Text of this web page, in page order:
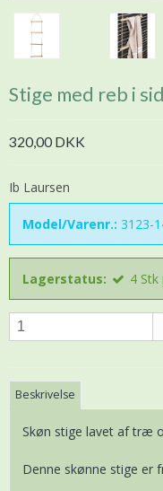
Stige med reb i
320,00 DKK
Ib Laursen
Model/Varenr.: 3123-
Lagerstatus: 4 Stk
Beskrivelse
Skøn stige lavet af træ
Denne skønne stige er